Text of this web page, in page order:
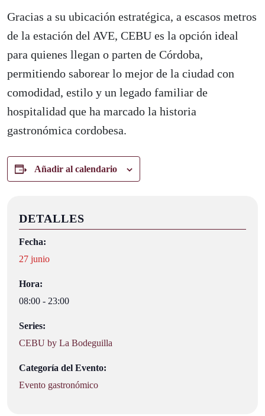
Gracias a su ubicación estratégica, a escasos metros
de la estación del AVE, CEBU es la opción ideal
para quienes llegan o parten de Córdoba,
permitiendo saborear lo mejor de la ciudad con
comodidad, estilo y un legado familiar de
hospitalidad que ha marcado la historia
gastronómica cordobesa.
Añadir al calendario
DETALLES
Fecha:
27 junio
Hora:
08:00 - 23:00
Series:
CEBU by La Bodeguilla
Categoría del Evento:
Evento gastronómico